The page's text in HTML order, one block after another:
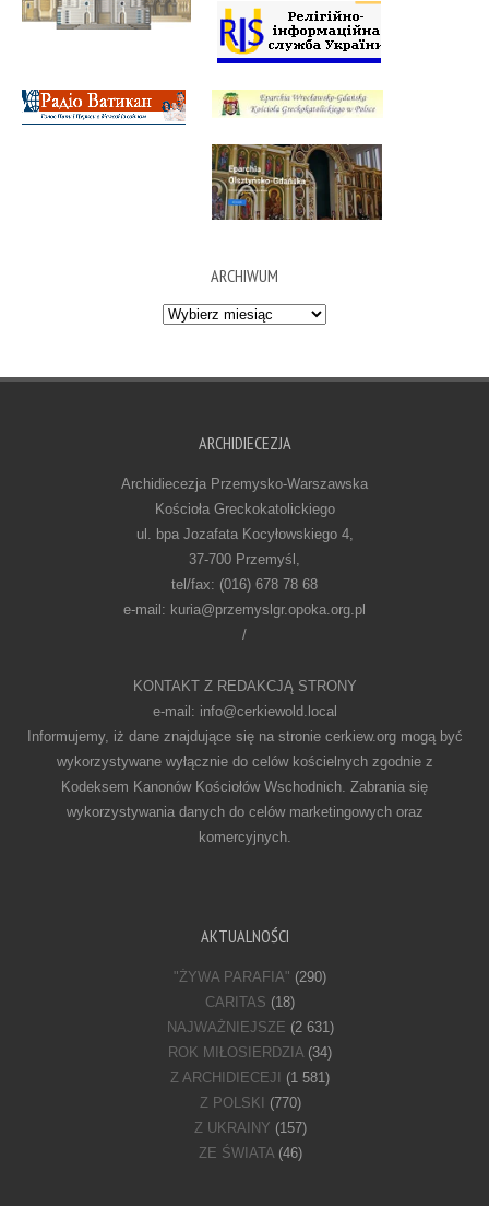
ARCHIWUM
Archiwum
ARCHIDIECEZJA
Archidiecezja Przemysko-Warszawska
Kościoła Greckokatolickiego
ul. bpa Jozafata Kocyłowskiego 4,
37-700 Przemyśl,
tel/fax: (016) 678 78 68
e-mail: kuria@przemyslgr.opoka.org.pl
/
KONTAKT Z REDAKCJĄ STRONY
e-mail: info@cerkiewold.local
Informujemy, iż dane znajdujące się na stronie cerkiew.org mogą być
wykorzystywane wyłącznie do celów kościelnych zgodnie z
Kodeksem Kanonów Kościołów Wschodnich. Zabrania się
wykorzystywania danych do celów marketingowych oraz
komercyjnych.
AKTUALNOŚCI
"ŻYWA PARAFIA" (290)
CARITAS (18)
NAJWAŻNIEJSZE (2 631)
ROK MIŁOSIERDZIA(34)
Z ARCHIDIECEJI
(1 581)
Z POLSKI
(770)
Z UKRAINY (157)
ZE ŚWIATA(46)